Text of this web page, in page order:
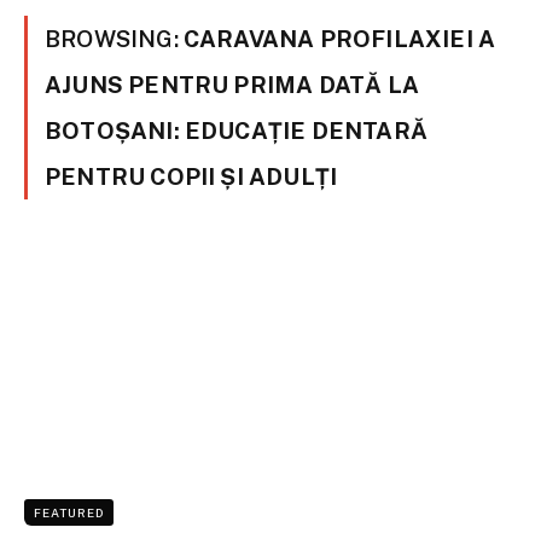
BROWSING: CARAVANA PROFILAXIEI A
AJUNS PENTRU PRIMA DATĂ LA
BOTOȘANI: EDUCAȚIE DENTARĂ
PENTRU COPII ȘI ADULȚI
FEATURED